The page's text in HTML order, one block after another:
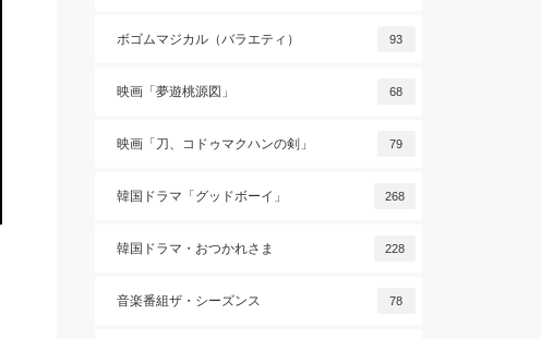
ボゴムマジカル（バラエティ） 93
映画「夢遊桃源図」 68
映画「刀、コドゥマクハンの剣」 79
韓国ドラマ「グッドボーイ」 268
韓国ドラマ・おつかれさま 228
音楽番組ザ・シーズンス 78